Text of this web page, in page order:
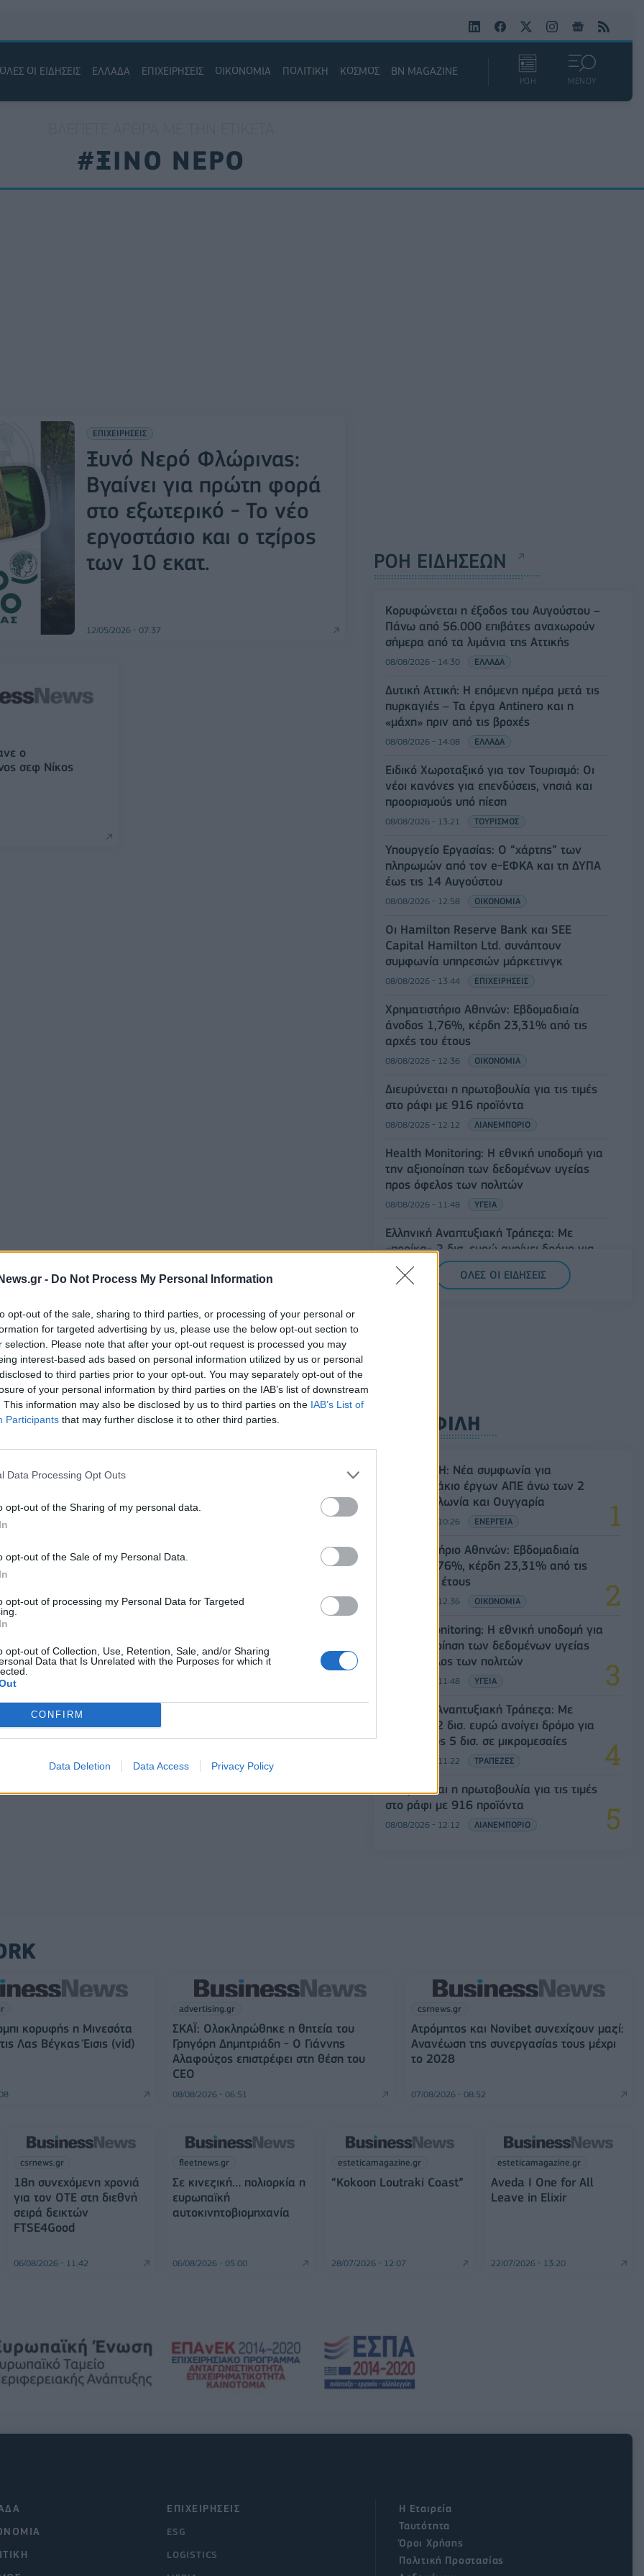
- Do Not Process My Personal Information
opt-out of the sale, sharing to third parties, or processing of your personal or
for targeted advertising by us, please use the below opt-out section to
selection. Please note that after your opt-out request is processed you may
interest-based ads based on personal information utilized by us or personal
to third parties prior to your opt-out. You may separately opt-out of the
of your personal information by third parties on the IAB’s list of downstream
This information may also be disclosed by us to third parties on the IAB’s List of
Participants that may further disclose it to other third parties.
Data Processing Opt Outs
opt-out of the Sharing of my personal data.
opt-out of the Sale of my Personal Data.
opt-out of processing my Personal Data for Targeted
opt-out of Collection, Use, Retention, Sale, and/or Sharing
Data that Is Unrelated with the Purposes for which it
CONFIRM
Data Deletion Data Access Privacy Policy
ΟΛΕΣ ΟΙ ΕΙΔΗΣΕΙΣ ΕΛΛΑΔΑ ΕΠΙΧΕΙΡΗΣΕΙΣ ΟΙΚΟΝΟΜΙΑ ΠΟΛΙΤΙΚΗ ΚΟΣΜΟΣ BN MAGAZINE
ΡΟΗ ΜΕΝΟΥ
#ΞΙΝΟ ΝΕΡΟ
ΕΠΙΧΕΙΡΗΣΕΙΣ
Ξυνό Νερό Φλώρινας:
Βγαίνει για πρώτη φορά
στο εξωτερικό - Το νέο
εργοστάσιο και ο τζίρος
των 10 εκατ.
12/05/2026 - 07:37
ο
σεφ Νίκος
ΡΟΗ ΕΙΔΗΣΕΩΝ
Κορυφώνεται η έξοδος του Αυγούστου –
Πάνω από 56.000 επιβάτες αναχωρούν
σήμερα από τα λιμάνια της Αττικής
08/08/2026 - 14:30 ΕΛΛΑΔΑ
Δυτική Αττική: Η επόμενη ημέρα μετά τις
πυρκαγιές – Τα έργα Antinero και η
«μάχη» πριν από τις βροχές
08/08/2026 - 14:08 ΕΛΛΑΔΑ
Ειδικό Χωροταξικό για τον Τουρισμό: Οι
νέοι κανόνες για επενδύσεις, νησιά και
προορισμούς υπό πίεση
08/08/2026 - 13:21 ΤΟΥΡΙΣΜΟΣ
Υπουργείο Εργασίας: Ο “χάρτης” των
πληρωμών από τον e-ΕΦΚΑ και τη ΔΥΠΑ
έως τις 14 Αυγούστου
08/08/2026 - 12:58 ΟΙΚΟΝΟΜΙΑ
Οι Hamilton Reserve Bank και SEE
Capital Hamilton Ltd. συνάπτουν
συμφωνία υπηρεσιών μάρκετινγκ
08/08/2026 - 13:44 ΕΠΙΧΕΙΡΗΣΕΙΣ
Χρηματιστήριο Αθηνών: Εβδομαδιαία
άνοδος 1,76%, κέρδη 23,31% από τις
αρχές του έτους
08/08/2026 - 12:36 ΟΙΚΟΝΟΜΙΑ
Διευρύνεται η πρωτοβουλία για τις τιμές
στο ράφι με 916 προϊόντα
08/08/2026 - 12:12 ΛΙΑΝΕΜΠΟΡΙΟ
Health Monitoring: Η εθνική υποδομή για
την αξιοποίηση των δεδομένων υγείας
προς όφελος των πολιτών
08/08/2026 - 11:48 ΥΓΕΙΑ
Ελληνική Αναπτυξιακή Τράπεζα: Με
«προίκα» 2 δισ. ευρώ ανοίγει δρόμο για
δάνεια έως 5 δισ. σε μικρομεσαίες
08/08/2026 - 11:22
ΟΛΕΣ ΟΙ ΕΙΔΗΣΕΙΣ
ΔΗΜΟΦΙΛΗ
Όμιλος ΔΕΗ: Νέα συμφωνία για
χαρτοφυλάκιο έργων ΑΠΕ άνω των 2
GW σε Πολωνία και Ουγγαρία
08/08/2026 - 10:26 ΕΝΕΡΓΕΙΑ
Χρηματιστήριο Αθηνών: Εβδομαδιαία
άνοδος 1,76%, κέρδη 23,31% από τις
αρχές του έτους
08/08/2026 - 12:36 ΟΙΚΟΝΟΜΙΑ
Health Monitoring: Η εθνική υποδομή για
την αξιοποίηση των δεδομένων υγείας
προς όφελος των πολιτών
08/08/2026 - 11:48 ΥΓΕΙΑ
Ελληνική Αναπτυξιακή Τράπεζα: Με
«προίκα» 2 δισ. ευρώ ανοίγει δρόμο για
δάνεια έως 5 δισ. σε μικρομεσαίες
08/08/2026 - 11:22 ΤΡΑΠΕΖΕΣ
Διευρύνεται η πρωτοβουλία για τις τιμές
στο ράφι με 916 προϊόντα
08/08/2026 - 12:12 ΛΙΑΝΕΜΠΟΡΙΟ
κορυφής η Μινεσότα
Λας Βέγκας Έισις (vid)
advertising.gr
ΣΚΑΪ: Ολοκληρώθηκε η θητεία του
Γρηγόρη Δημητριάδη - Ο Γιάννης
Αλαφούζος επιστρέφει στη θέση του
CEO
08/08/2026 - 06:51
csrnews.gr
Ατρόμητος και Novibet συνεχίζουν μαζί:
Ανανέωση της συνεργασίας τους μέχρι
το 2028
07/08/2026 - 08:52
csrnews.gr
18η συνεχόμενη χρονιά
για τον ΟΤΕ στη διεθνή
σειρά δεικτών
FTSE4Good
06/08/2026 - 11:42
fleetnews.gr
Σε κινεζική… πολιορκία η
ευρωπαϊκή
αυτοκινητοβιομηχανία
06/08/2026 - 05:00
esteticamagazine.gr
“Kokoon Loutraki Coast”
28/07/2026 - 12:07
esteticamagazine.gr
Aveda I One for All
Leave in Elixir
22/07/2026 - 13:20
ΕΠΙΧΕΙΡΗΣΕΙΣ
ESG
LOGISTICS
Η Εταιρεία
Ταυτότητα
Όροι Χρήσης
Πολιτική Προστασίας